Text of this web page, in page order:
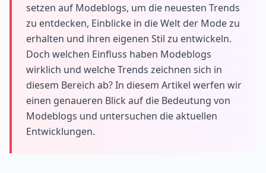
setzen auf Modeblogs, um die neuesten Trends
zu entdecken, Einblicke in die Welt der Mode zu
erhalten und ihren eigenen Stil zu entwickeln.
Doch welchen Einfluss haben Modeblogs
wirklich und welche Trends zeichnen sich in
diesem Bereich ab? In diesem Artikel werfen wir
einen genaueren Blick auf die Bedeutung von
Modeblogs und untersuchen die aktuellen
Entwicklungen.